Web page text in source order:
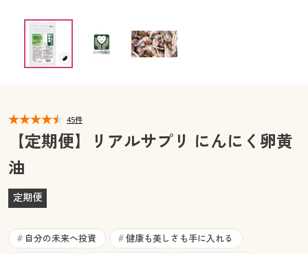
デジタルカタログ
カタログ無料プレゼント
マイページ
閲覧履歴
お気に入り
サポート
カタログ無料プレゼント
会員メニュー
閲覧履歴
お気に入り
サポート
ご利用ガイド
45件
【定期便】リアルサプリ にんにく卵黄
油
定期便
# 自分の未来へ投資 # 健康も美しさも手に入れる